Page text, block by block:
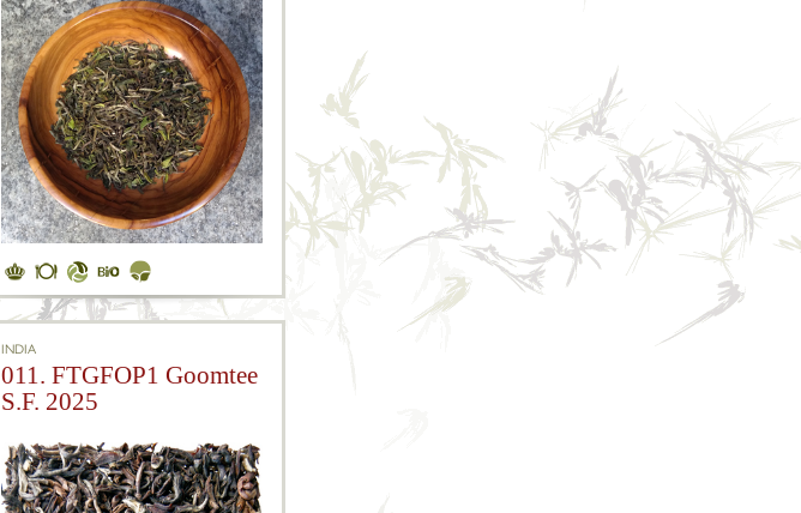
INDIA
011. FTGFOP1 Goomtee
S.F. 2025